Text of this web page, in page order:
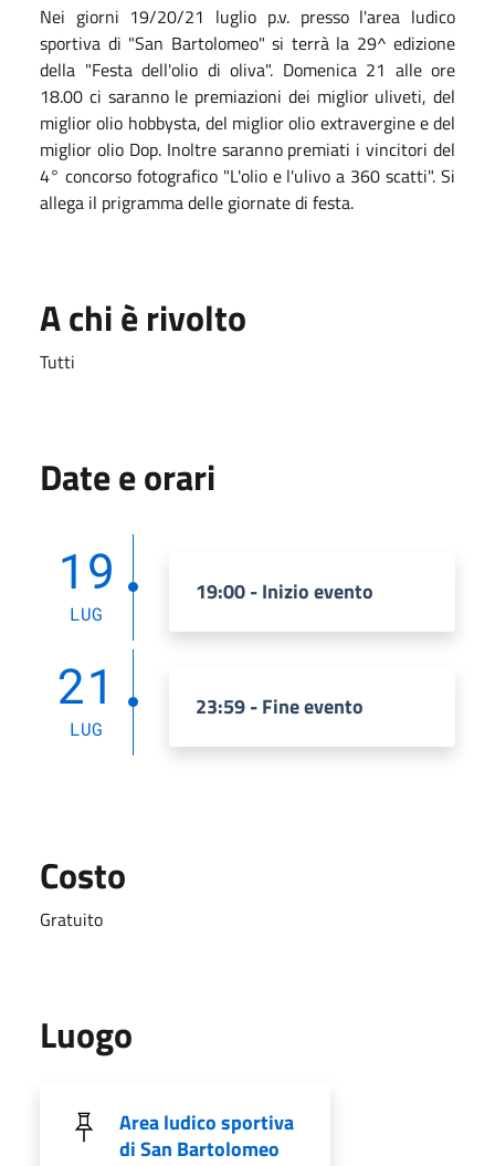
Nei giorni 19/20/21 luglio p.v. presso l'area ludico
sportiva di "San Bartolomeo" si terrà la 29^ edizione
della "Festa dell'olio di oliva". Domenica 21 alle ore
18.00 ci saranno le premiazioni dei miglior uliveti, del
miglior olio hobbysta, del miglior olio extravergine e del
miglior olio Dop. Inoltre saranno premiati i vincitori del
4° concorso fotografico "L'olio e l'ulivo a 360 scatti". Si
allega il prigramma delle giornate di festa.
A chi è rivolto
Tutti
Date e orari
19
LUG
19:00 - Inizio evento
21
LUG
23:59 - Fine evento
Costo
Gratuito
Luogo
Area ludico sportiva
di San Bartolomeo